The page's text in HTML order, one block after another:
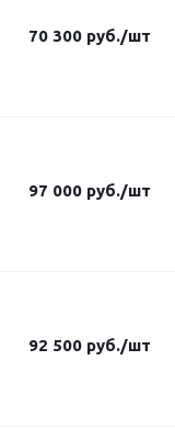
70 300 руб./шт
97 000 руб./шт
92 500 руб./шт